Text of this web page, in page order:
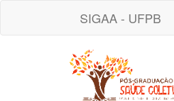
SIGAA - UFPB